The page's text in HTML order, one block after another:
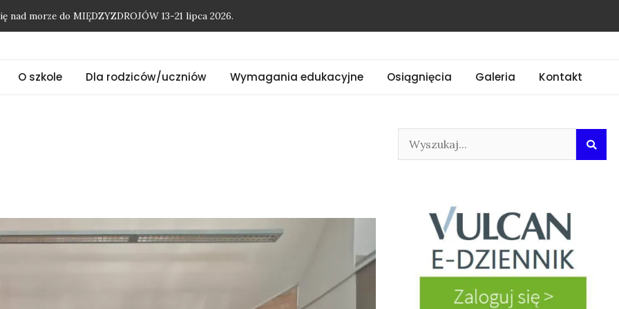
nad morze do MIĘDZYZDROJÓW 13-21 lipca 2026.
O szkole Dla rodziców/uczniów Wymagania edukacyjne Osiągnięcia Galeria Kontakt